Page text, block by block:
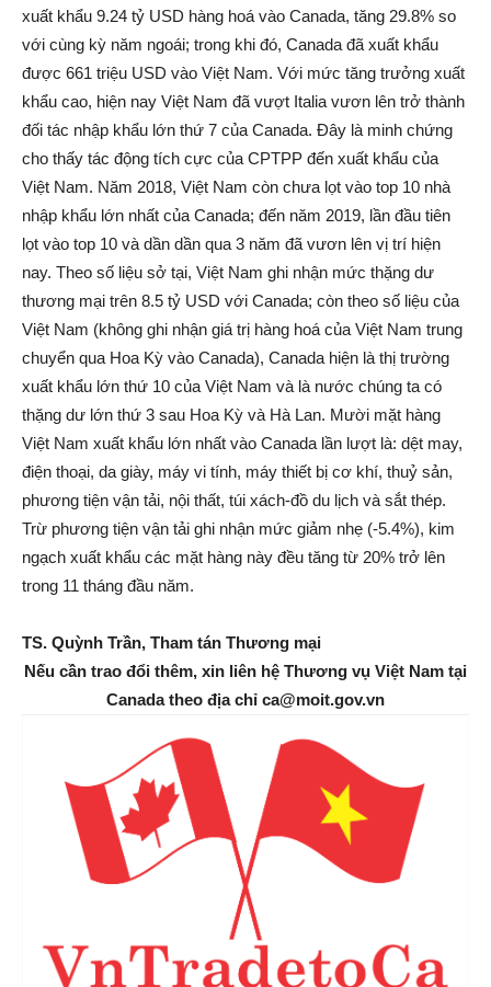
xuất khẩu 9.24 tỷ USD hàng hoá vào Canada, tăng 29.8% so
với cùng kỳ năm ngoái; trong khi đó, Canada đã xuất khẩu
được 661 triệu USD vào Việt Nam. Với mức tăng trưởng xuất
khẩu cao, hiện nay Việt Nam đã vượt Italia vươn lên trở thành
đối tác nhập khẩu lớn thứ 7 của Canada. Đây là minh chứng
cho thấy tác động tích cực của CPTPP đến xuất khẩu của
Việt Nam. Năm 2018, Việt Nam còn chưa lọt vào top 10 nhà
nhập khẩu lớn nhất của Canada; đến năm 2019, lần đầu tiên
lọt vào top 10 và dần dần qua 3 năm đã vươn lên vị trí hiện
nay. Theo số liệu sở tại, Việt Nam ghi nhận mức thặng dư
thương mại trên 8.5 tỷ USD với Canada; còn theo số liệu của
Việt Nam (không ghi nhận giá trị hàng hoá của Việt Nam trung
chuyển qua Hoa Kỳ vào Canada), Canada hiện là thị trường
xuất khẩu lớn thứ 10 của Việt Nam và là nước chúng ta có
thặng dư lớn thứ 3 sau Hoa Kỳ và Hà Lan. Mười mặt hàng
Việt Nam xuất khẩu lớn nhất vào Canada lần lượt là: dệt may,
điện thoại, da giày, máy vi tính, máy thiết bị cơ khí, thuỷ sản,
phương tiện vận tải, nội thất, túi xách-đồ du lịch và sắt thép.
Trừ phương tiện vận tải ghi nhận mức giảm nhẹ (-5.4%), kim
ngạch xuất khẩu các mặt hàng này đều tăng từ 20% trở lên
trong 11 tháng đầu năm.
TS. Quỳnh Trần, Tham tán Thương mại
Nếu cần trao đổi thêm, xin liên hệ Thương vụ Việt Nam tại
Canada theo địa chỉ ca@moit.gov.vn